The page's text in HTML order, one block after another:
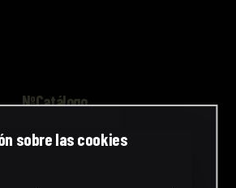
NºCatálogo
FHEB-03662
sobre las cookies